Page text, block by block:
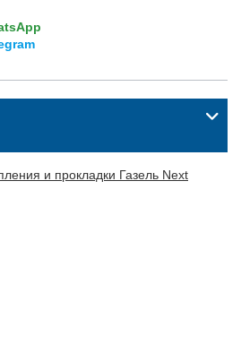
и прокладки Газель Next